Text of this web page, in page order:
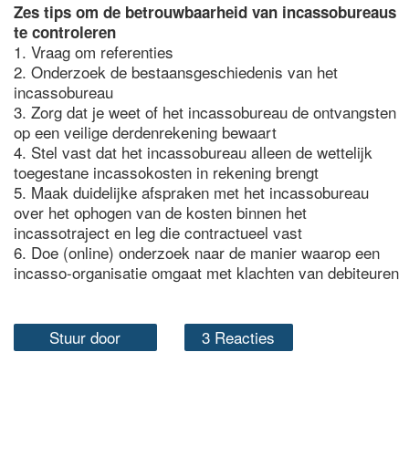
Zes tips om de betrouwbaarheid van incassobureaus
te controleren
1. Vraag om referenties
2. Onderzoek de bestaansgeschiedenis van het
incassobureau
3. Zorg dat je weet of het incassobureau de ontvangsten
op een veilige derdenrekening bewaart
4. Stel vast dat het incassobureau alleen de wettelijk
toegestane incassokosten in rekening brengt
5. Maak duidelijke afspraken met het incassobureau
over het ophogen van de kosten binnen het
incassotraject en leg die contractueel vast
6. Doe (online) onderzoek naar de manier waarop een
incasso-organisatie omgaat met klachten van debiteuren
Stuur door 3 Reacties